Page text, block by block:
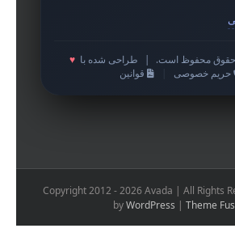
طراحی شده با ♥
حریم خصوصی
قوانین
Copyright 2012 - 2026 Avada | All Rights
byWordPress | Theme